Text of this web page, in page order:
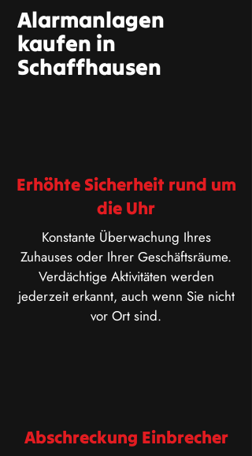
Alarmanlagen
kaufen in
Schaffhausen
Erhöhte Sicherheit rund um
die Uhr
Konstante Überwachung Ihres
Zuhauses oder Ihrer Geschäftsräume.
Verdächtige Aktivitäten werden
jederzeit erkannt, auch wenn Sie nicht
vor Ort sind.
Abschreckung Einbrecher